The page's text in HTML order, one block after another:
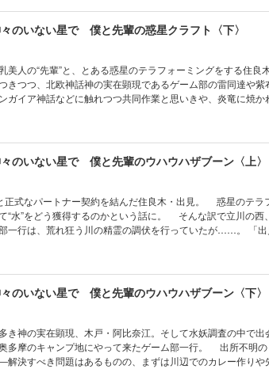
のいない星で 僕と先輩の惑星クラフト〈下〉
美人の“先輩”と、とある惑星のテラフォーミングをする住良
きつつ、北欧神話神の実在顕現であるゲーム部の雷同達や
ガイア神話などに触れつつ共同作業と思いきや、炎竜に焼
のいない星で 僕と先輩のウハウハザブーン〈上〉
正式なパートナー契約を結んだ住良木・出見。 惑星のテラ
“水”をどう獲得するのかという話に。 そんな訳で立川の西
一行は、荒れ狂う川の精霊の調伏を行っていたが……。 「
のいない星で 僕と先輩のウハウハザブーン〈下〉
き神の実在顕現、木戸・阿比奈江。そして水妖調査の中で
多摩のキャンプ地にやって来たゲーム部一行。 出所不明
決すべき問題はあるものの、まずは川辺でのカレー作りや